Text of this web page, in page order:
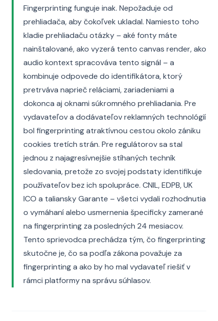
Fingerprinting funguje inak. Nepožaduje od
prehliadača, aby čokoľvek ukladal. Namiesto toho
kladie prehliadaču otázky – aké fonty máte
nainštalované, ako vyzerá tento canvas render, ako
audio kontext spracováva tento signál – a
kombinuje odpovede do identifikátora, ktorý
pretrváva naprieč reláciami, zariadeniami a
dokonca aj oknami súkromného prehliadania. Pre
vydavateľov a dodávateľov reklamných technológií
bol fingerprinting atraktívnou cestou okolo zániku
cookies tretích strán. Pre regulátorov sa stal
jednou z najagresívnejšie stíhaných techník
sledovania, pretože zo svojej podstaty identifikuje
používateľov bez ich spolupráce. CNIL, EDPB, UK
ICO a taliansky Garante – všetci vydali rozhodnutia
o vymáhaní alebo usmernenia špecificky zamerané
na fingerprinting za posledných 24 mesiacov.
Tento sprievodca prechádza tým, čo fingerprinting
skutočne je, čo sa podľa zákona považuje za
fingerprinting a ako by ho mal vydavateľ riešiť v
rámci platformy na správu súhlasov.